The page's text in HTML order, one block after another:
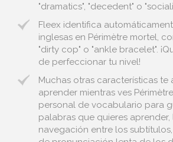
"dramatics", "decedent" o
Fleex identifica
inglesas en Périmètre mortel,
"dirty cop" o "ankle bracelet".
de perfeccionar tu nivel!
Muchas otras características te
aprender mientras ves
personal de vocabulario para
palabras que quieres aprender,
navegación entre los